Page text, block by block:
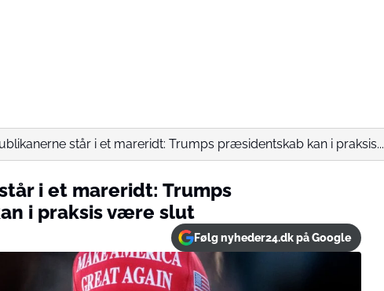
står i et mareridt: Trumps præsidentskab kan i praksis...
i et mareridt: Trumps
i praksis være slut
Følg nyheder24.dk på Google